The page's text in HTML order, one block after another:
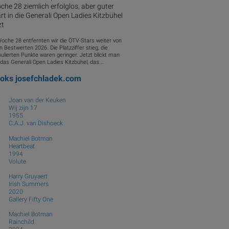
28 ziemlich erfolglos, aber guter
in die Generali Open Ladies Kitzbühel
28 entfernten wir die ÖTV-Stars weiter von
Bestwerten 2026. Die Platzziffer stieg, die
Punkte waren geringer. Jetzt blickt man
Generali Open Ladies Kitzbühel, das...
josefchladek.com
Joan van der Keuken
Wij zijn 17
1955
C.A.J. van Dishoeck
Machiel Botman
Heartbeat
1994
Volute
Harry Gruyaert
Irish Summers
2020
Gallery Fifty One
Machiel Botman
Rainchild